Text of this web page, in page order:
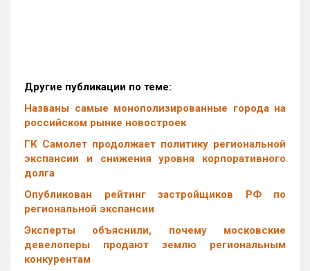
Другие публикации по теме:
Названы самые монополизированные города на
российском рынке новостроек
ГК Самолет продолжает политику региональной
экспансии и снижения уровня корпоративного
долга
Опубликован рейтинг застройщиков РФ по
региональной экспансии
Эксперты объяснили, почему московские
девелоперы продают землю региональным
конкурентам